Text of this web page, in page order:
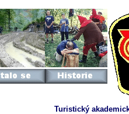
Turistický